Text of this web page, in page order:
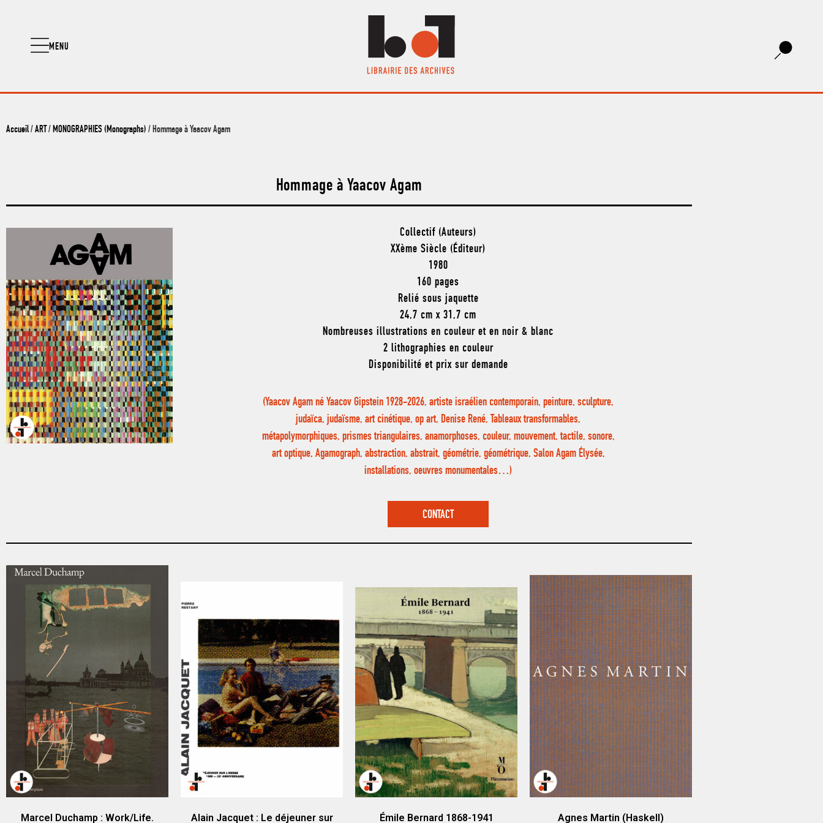
MENU
Accueil/ ART / MONOGRAPHIES (Monographs) / Hommage à Yaacov Agam
Hommage à Yaacov Agam
Collectif (Auteurs)
XXème Siècle (Éditeur)
1980
160 pages
Relié sous jaquette
24,7 cm x 31,7 cm
Nombreuses illustrations en couleur et en noir & blanc
2 lithographies en couleur
Disponibilité et prix sur demande
(Yaacov Agam né Yaacov Gipstein 1928-2026, artiste israélien contemporain, peinture, sculpture,
judaïca, judaïsme, art cinétique, op art, Denise René, Tableaux transformables,
métapolymorphiques, prismes triangulaires, anamorphoses, couleur, mouvement, tactile, sonore,
art optique, Agamograph, abstraction, abstrait, géométrie, géométrique, Salon Agam Élysée,
installations, oeuvres monumentales…)
CONTACT
Marcel Duchamp : Work/Life. Alain Jacquet : Le déjeuner sur Émile Bernard 1868-1941 Agnes Martin (Haskell)